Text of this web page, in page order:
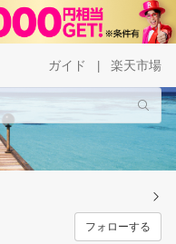
ガイド 楽天市場
フォローする